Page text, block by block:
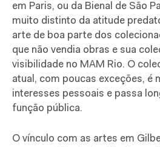
em Paris, ou da Bienal de São
muito distinto da atitude
arte de boa parte dos
que não vendia obras e sua
visibilidade no MAM Rio. O
atual, com poucas exceções, é
interesses pessoais e passa
função pública.
O vínculo com as artes em